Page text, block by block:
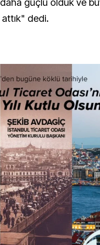
güçlü olduk ve
attık" dedi.